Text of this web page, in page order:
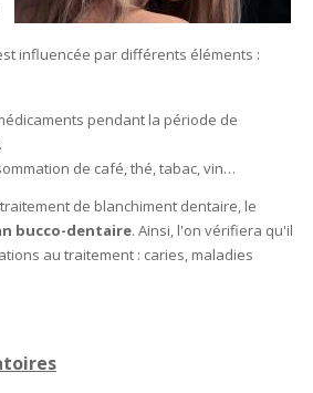
influencée par différents éléments :
pendant la période de
de café, thé, tabac, vin…
de blanchiment dentaire, le
bucco-dentaire. Ainsi, l'on vérifiera qu'il
au traitement : caries, maladies